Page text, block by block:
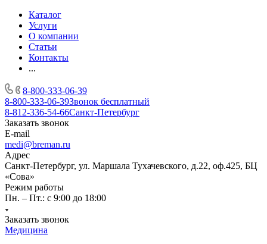
Каталог
Услуги
О компании
Статьи
Контакты
...
8-800-333-06-39
8-800-333-06-39Звонок бесплатный
8-812-336-54-66Санкт-Петербург
Заказать звонок
E-mail
medi@breman.ru
Адрес
Санкт-Петербург, ул. Маршала Тухачевского, д.22, оф.425, БЦ
«Сова»
Режим работы
Пн. – Пт.: с 9:00 до 18:00
Заказать звонок
Медицина